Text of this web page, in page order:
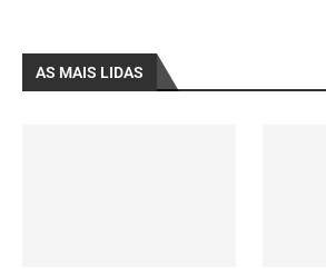
AS MAIS LIDAS